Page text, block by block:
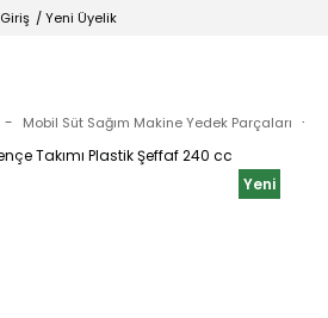
Giriş / Yeni Üyelik
Mobil Süt Sağım Makine Yedek Parçaları
Yeni